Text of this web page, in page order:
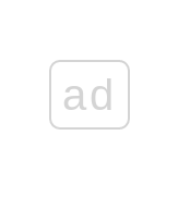
ad